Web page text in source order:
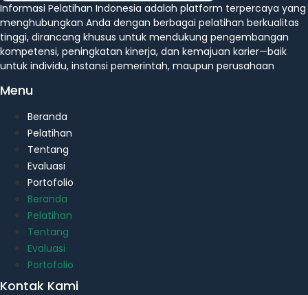
Informasi Pelatihan Indonesia adalah platform terpercaya yang
menghubungkan Anda dengan berbagai pelatihan berkualitas
tinggi, dirancang khusus untuk mendukung pengembangan
kompetensi, peningkatan kinerja, dan kemajuan karier—baik
untuk individu, instansi pemerintah, maupun perusahaan
Menu
Beranda
Pelatihan
Tentang
Evaluasi
Portofolio
Beranda
Pelatihan
Tentang
Evaluasi
Portofolio
Kontak Kami